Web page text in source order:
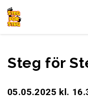
Gå till innehållet
Steg för
05.05.2025 kl.